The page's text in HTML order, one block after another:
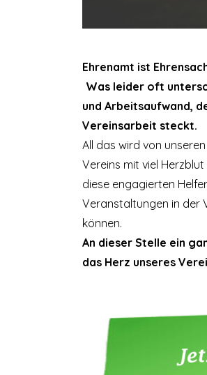
Ehrenamt ist
Was leider oft
und Arbeitsaufwand,
Vereinsarbeit steckt.
All das wird von
Vereins mit viel
diese engagierten
Veranstaltungen in der
können.
An dieser Stelle ein
das Herz unseres